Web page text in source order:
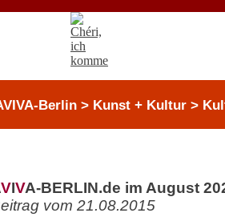
Berlin > Kunst + Kultur >
VIVA-BERLIN.de im August
vom 21.08.2015